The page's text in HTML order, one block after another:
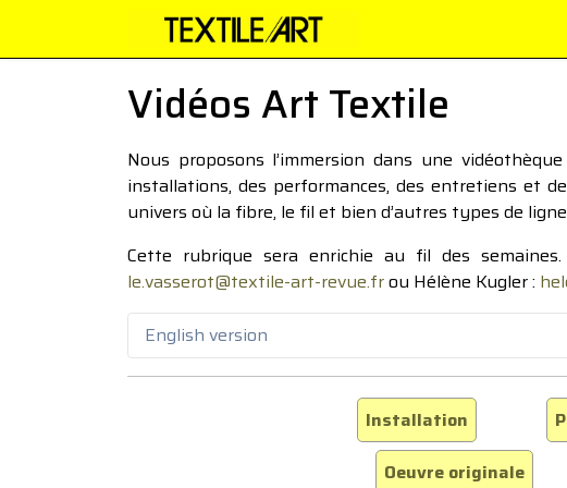
Vidéos Art Textile
Nous proposons l’immersion dans une
installations, des performances, des entretiens et
univers où la fibre, le fil et bien d’autres types de
Cette rubrique sera enrichie au fil des
le.vasserot@textile-art-revue.frou Hélène Kugler :
English version
Installation
Oeuvre originale